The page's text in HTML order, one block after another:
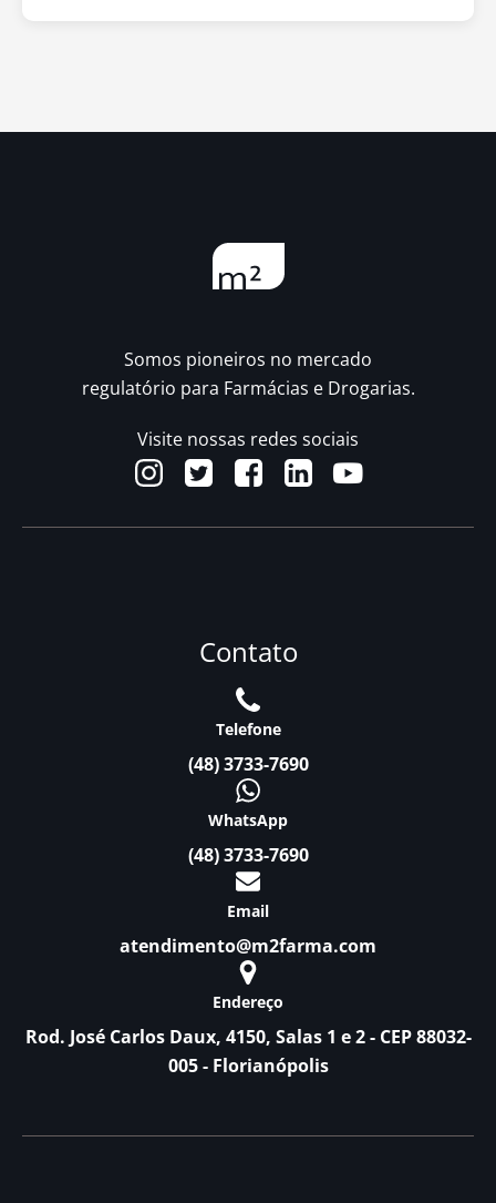
Somos pioneiros no mercado
regulatório para Farmácias e Drogarias.
Visite nossas redes sociais
Contato
Telefone
(48) 3733-7690
WhatsApp
(48) 3733-7690
Email
atendimento@m2farma.com
Endereço
Rod. José Carlos Daux, 4150, Salas 1 e 2 - CEP 88032-
005 - Florianópolis